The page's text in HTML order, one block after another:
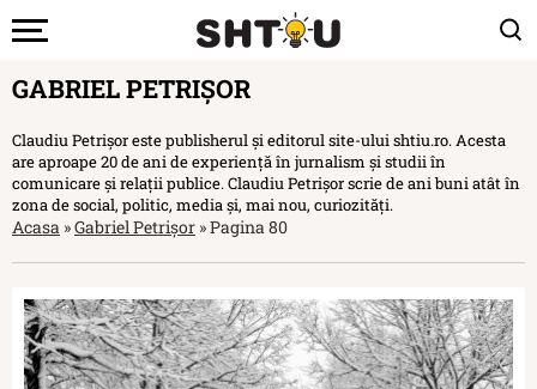
GABRIEL PETRIȘOR
Claudiu Petrișor este publisherul și editorul site-ului shtiu.ro. Acesta
are aproape 20 de ani de experiență în jurnalism și studii în
comunicare și relații publice. Claudiu Petrișor scrie de ani buni atât în
zona de social, politic, media și, mai nou, curiozități.
Acasa »Gabriel Petrișor »Pagina 80